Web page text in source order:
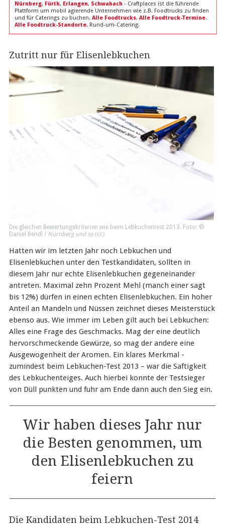
Nürnberg, Fürth, Erlangen, Schwabach - Craftplaces ist die führende
Plattform um mobil agierende Unternehmen wie z.B. Foodtrucks zu finden
und für Caterings zu buchen. Alle Foodtrucks. Alle Foodtruck-Termine.
Alle Foodtruck-Standorte. Rund-um-Catering.
Zutritt nur für Elisenlebkuchen
Die gleichen Bewertungskriterien wie beim Lebkuchentest 2013. Foto: ©
Daniel Bendl / Nürnberg und so(cc)
Hatten wir im letzten Jahr noch Lebkuchen und
Elisenlebkuchen unter den Testkandidaten, sollten in
diesem Jahr nur echte Elisenlebkuchen gegeneinander
antreten. Maximal zehn Prozent Mehl (manch einer sagt
bis 12%) dürfen in einen echten Elisenlebkuchen. Ein hoher
Anteil an Mandeln und Nüssen zeichnet dieses Meisterstück
ebenso aus. Wie immer im Leben gilt auch bei Lebkuchen:
Alles eine Frage des Geschmacks. Mag der eine deutlich
hervorschmeckende Gewürze, so mag der andere eine
Ausgewogenheit der Aromen. Ein klares Merkmal -
zumindest beim Lebkuchen-Test 2013 – war die Saftigkeit
des Lebkuchenteiges. Auch hierbei konnte der Testsieger
von Düll punkten und fuhr am Ende dann auch den Sieg ein.
Wir haben dieses Jahr nur
die Besten genommen, um
den Elisenlebkuchen zu
feiern
Die Kandidaten beim Lebkuchen-Test 2014